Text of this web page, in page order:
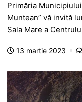
c
e
b
o
o
k
at
s
A
p
s
s
e
g
er
Primăria
Muntean” vă invită
Sala Mare a
13 martie 2023